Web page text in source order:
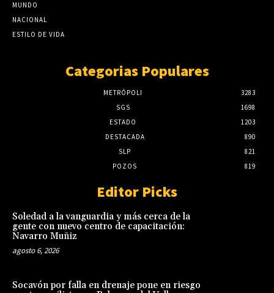
MUNDO
NACIONAL
ESTILO DE VIDA
Categorias Populares
METRÓPOLI
3283
SGS
1698
ESTADO
1203
DESTACADA
890
SLP
821
POZOS
819
Editor Picks
Soledad a la vanguardia y más cerca de la
gente con nuevo centro de capacitación:
Navarro Muñiz
agosto 6, 2026
Socavón por falla en drenaje pone en riesgo